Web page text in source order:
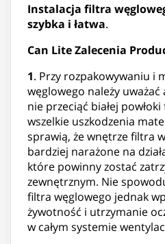
Instalacja filtra
szybka i łatwa.
Can Lite Zalecenia
1. Przy rozpakowywaniu i
węglowego należy
nie przeciąć białej
wszelkie uszkodzenia
sprawią, że wnętrze filtra
bardziej narażone na
które powinny zostać
zewnętrznym. Nie
filtra węglowego jednak
żywotność i utrzymanie
w całym systemie